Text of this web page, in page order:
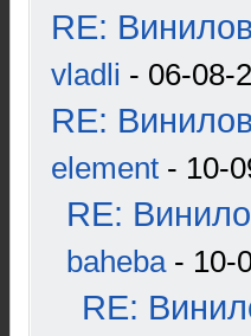
RE:
vladli - 06-08-
RE:
element - 10-
RE:
baheba- 10-
RE: